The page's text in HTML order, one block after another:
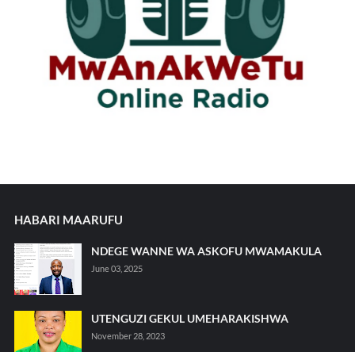
HABARI MAARUFU
NDEGE WANNE WA ASKOFU MWAMAKULA
June 03, 2025
UTENGUZI GEKUL UMEHARAKISHWA
November 28, 2023